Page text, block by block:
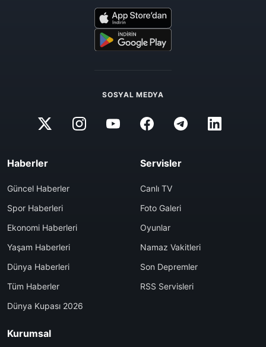
SOSYAL MEDYA
Haberler
Güncel Haberler
Spor Haberleri
Ekonomi Haberleri
Yaşam Haberleri
Dünya Haberleri
Tüm Haberler
Dünya Kupası 2026
Servisler
Canlı TV
Foto Galeri
Oyunlar
Namaz Vakitleri
Son Depremler
RSS Servisleri
Kurumsal